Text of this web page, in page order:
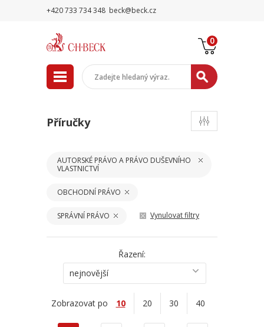
+420 733 734 348 beck@beck.cz
0
Příručky
AUTORSKÉ PRÁVO A PRÁVO DUŠEVNÍHO
VLASTNICTVÍ
OBCHODNÍ PRÁVO
SPRÁVNÍ PRÁVO Vynulovat filtry
Řazení:
nejnovější
Zobrazovat po 10 20 30 40